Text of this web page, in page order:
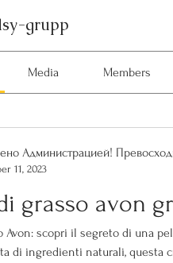
grupp
Media Members
Администрацией!
11, 2023
grasso avon
Avon: scopri il segreto di una
di ingredienti naturali, questa